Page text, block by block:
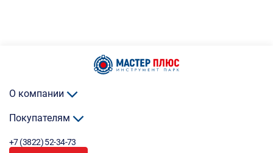
О компании
Покупателям
+7 (3822) 52-34-73